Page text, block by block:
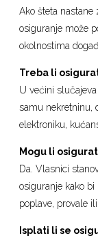
Ako šteta nastane
osiguranje može
okolnostima
Treba li
U većini
samu nekretninu,
elektroniku,
Mogu li
Da. Vlasnici
osiguranje kako
poplave, provale
Isplati li se